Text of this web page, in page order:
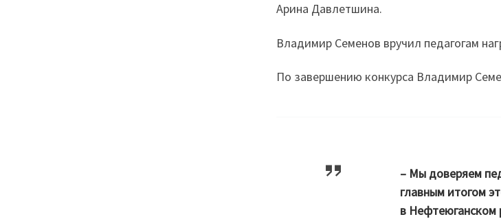
Арина Давлетшина.
Владимир Семенов вручил педагогам
По завершению конкурса Владимир
– Мы доверяем
главным итогом
в Нефтеюганском